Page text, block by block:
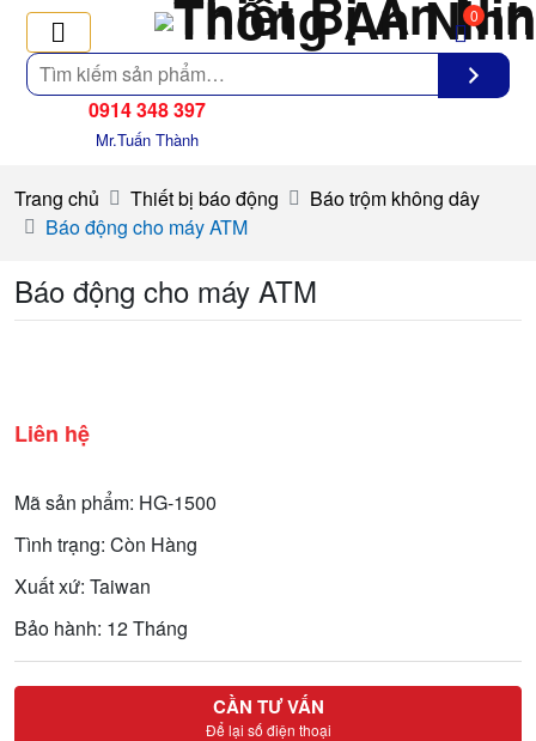
Tìm
kiếm
0
0914 348 397
Mr.Tuấn Thành
Trang chủ Thiết bị báo động
Báo trộm không dây
Báo động cho máy ATM
Báo động cho máy ATM
Liên hệ
Mã sản phẩm: HG-1500
Tình trạng: Còn Hàng
Xuất xứ: Taiwan
Bảo hành: 12 Tháng
CẦN TƯ VẤN
Để lại số điện thoại